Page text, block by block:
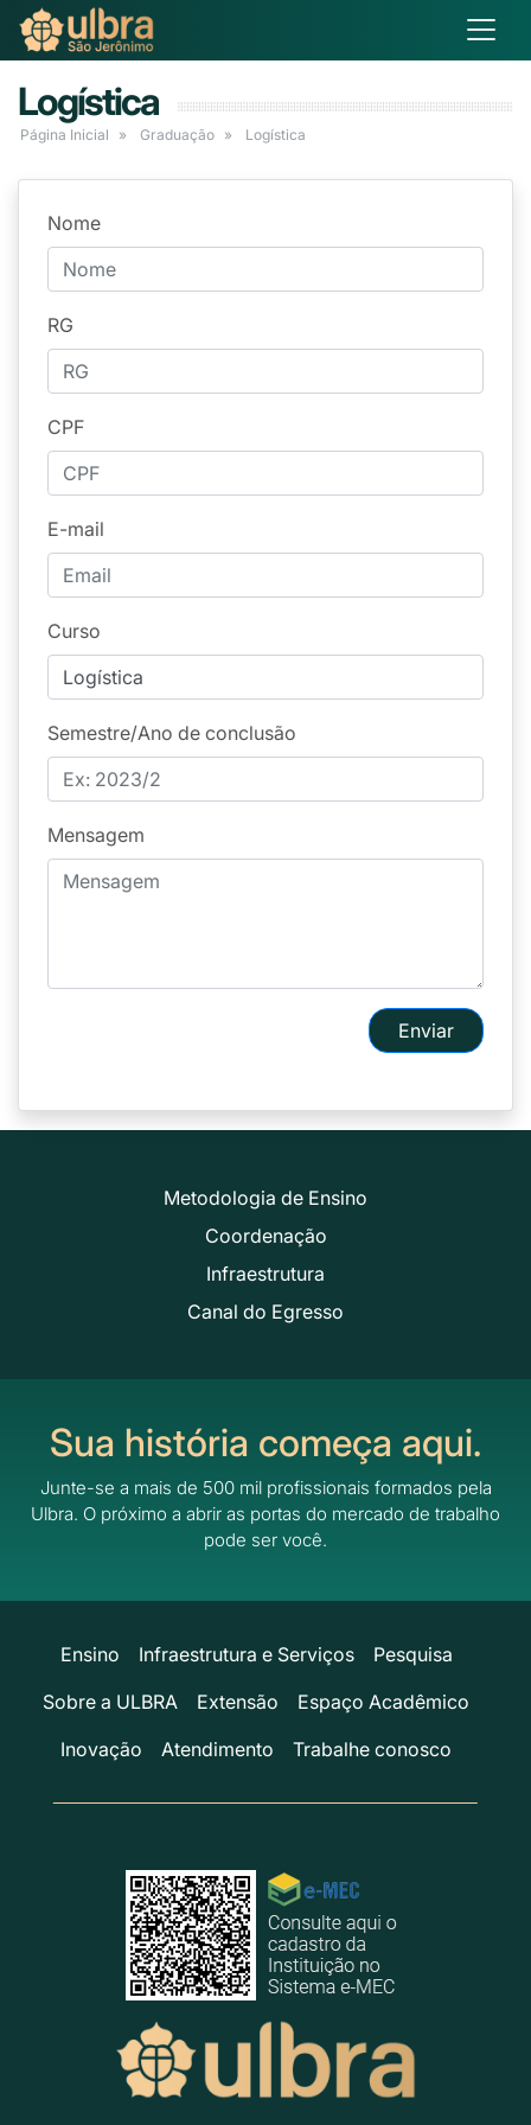
Logística
Página Inicial Graduação Logística
Nome
RG
CPF
E-mail
Curso
Semestre/Ano de conclusão
Mensagem
Enviar
Metodologia de Ensino
Coordenação
Infraestrutura
Canal do Egresso
Sua história começa aqui.
Junte-se a mais de 500 mil profissionais formados pela
Ulbra. O próximo a abrir as portas do mercado de trabalho
pode ser você.
Ensino Infraestrutura e Serviços
Pesquisa
Sobre a ULBRA
Extensão
Espaço Acadêmico
Inovação
Atendimento Trabalhe conosco